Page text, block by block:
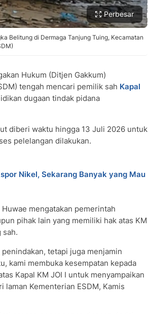
Perbesar
Belitung di Dermaga Tanjung Tuing, Kecamatan
Hukum (Ditjen Gakkum)
tengah mencari pemilik sah Kapal
dugaan tindak pidana
diberi waktu hingga 13 Juli 2026 untuk
pelelangan dilakukan.
Nikel, Sekarang Banyak yang Mau
mengatakan pemerintah
pihak lain yang memiliki hak atas KM
sah.
tetapi juga menjamin
kami membuka kesempatan kepada
Kapal KM JOI I untuk menyampaikan
Kementerian ESDM, Kamis